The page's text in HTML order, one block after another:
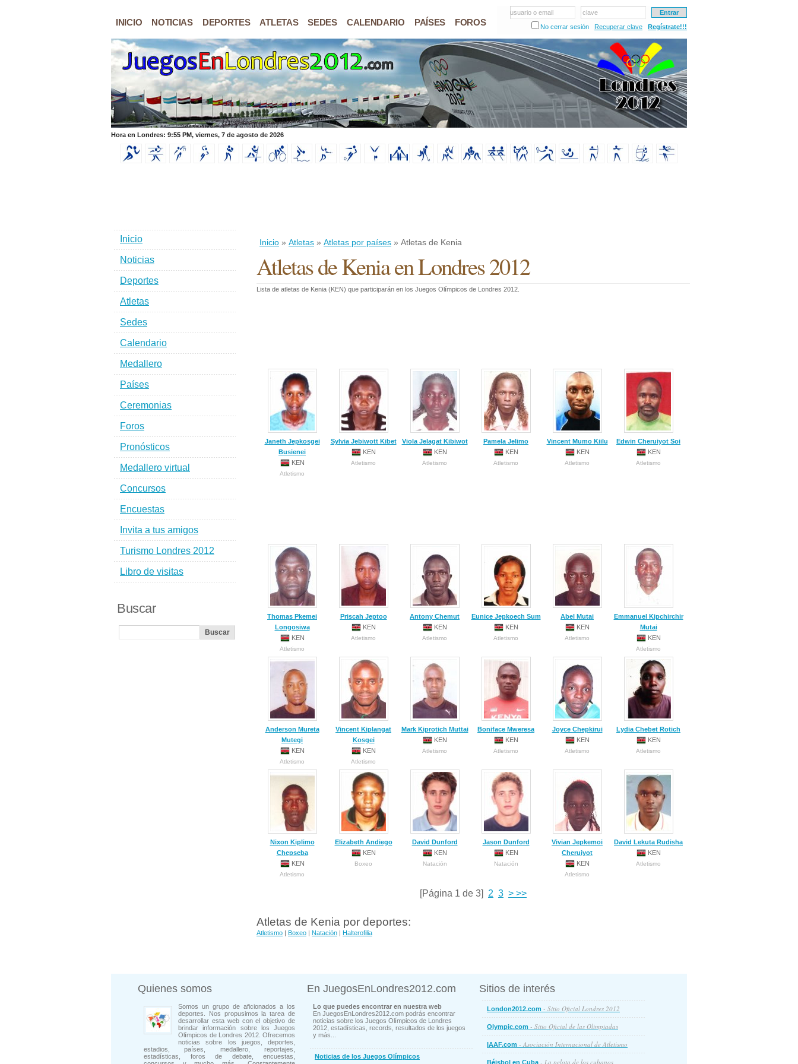
INICIO NOTICIAS DEPORTES ATLETAS SEDES CALENDARIO PAÍSES FOROS
usuario o email
clave
No cerrar sesión
Recuperar clave Regístrate!!!
Hora en Londres: 9:55 PM, viernes, 7 de agosto de 2026
Inicio » Atletas » Atletas por países » Atletas de Kenia
Atletas de Kenia en Londres 2012
Lista de atletas de Kenia (KEN) que participarán en los Juegos Olímpicos de Londres 2012.
Janeth Jepkosgei
Busienei
KEN
Atletismo
Sylvia Jebiwott Kibet
KEN
Atletismo
Viola Jelagat Kibiwot
KEN
Atletismo
Pamela Jelimo
KEN
Atletismo
Vincent Mumo Kiilu
KEN
Atletismo
Edwin Cheruiyot Soi
KEN
Atletismo
Thomas Pkemei
Longosiwa
KEN
Atletismo
Priscah Jeptoo
KEN
Atletismo
Antony Chemut
KEN
Atletismo
Eunice Jepkoech Sum
KEN
Atletismo
Abel Mutai
KEN
Atletismo
Emmanuel Kipchirchir
Mutai
KEN
Atletismo
Anderson Mureta
Mutegi
KEN
Atletismo
Vincent Kiplangat
Kosgei
KEN
Atletismo
Mark Kiprotich Muttai
KEN
Atletismo
Boniface Mweresa
KEN
Atletismo
Joyce Chepkirui
KEN
Atletismo
Lydia Chebet Rotich
KEN
Atletismo
Nixon Kiplimo
Chepseba
KEN
Atletismo
Elizabeth Andiego
KEN
Boxeo
David Dunford
KEN
Natación
Jason Dunford
KEN
Natación
Vivian Jepkemoi
Cheruiyot
KEN
Atletismo
David Lekuta Rudisha
KEN
Atletismo
[Página 1 de 3] 2 3 > >>
Atletas de Kenia por deportes:
Atletismo | Boxeo | Natación | Halterofilia
Inicio
Noticias
Deportes
Atletas
Sedes
Calendario
Medallero
Países
Ceremonias
Foros
Pronósticos
Medallero virtual
Concursos
Encuestas
Invita a tus amigos
Turismo Londres 2012
Libro de visitas
Buscar
Quienes somos
Somos un grupo de aficionados a los
deportes. Nos propusimos la tarea de
desarrollar esta web con el objetivo de
brindar información sobre los Juegos
Olímpicos de Londres 2012. Ofrecemos
noticias sobre los juegos, deportes,
estadios, países, medallero, reportajes,
estadísticas, foros de debate, encuestas,
En JuegosEnLondres2012.com
Lo que puedes encontrar en nuestra web
En JuegosEnLondres2012.com podrás encontrar
noticias sobre los Juegos Olímpicos de Londres
2012, estadísticas, records, resultados de los juegos
y más...
Noticias de los Juegos Olímpicos
Sitios de interés
London2012.com - Sitio Oficial Londres 2012
Olympic.com - Sitio Oficial de las Olimpiadas
IAAF.com - Asociación Internacional de Atletismo
Béisbol en Cuba - La pelota de los cubanos